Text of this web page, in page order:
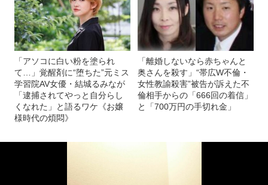
「アソコに白い粉を塗られ
て…」覚醒剤に“堕ちた”元ミス
学習院AV女優・結城るみなが
「逮捕されてやっと自分らし
くなれた」と語るワケ《お嬢
様時代の煩悶》
「離婚しないなら赤ちゃんと
奥さんを殺す」“帯広W不倫・
女性教諭殺害”被告が訴えた不
倫相手からの「666回の着信」
と「700万円の手切れ金」